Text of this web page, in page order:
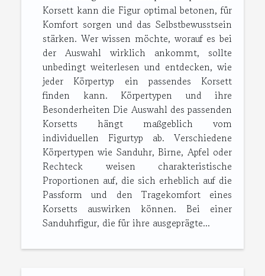
Korsett kann die Figur optimal betonen, für
Komfort sorgen und das Selbstbewusstsein
stärken. Wer wissen möchte, worauf es bei
der Auswahl wirklich ankommt, sollte
unbedingt weiterlesen und entdecken, wie
jeder Körpertyp ein passendes Korsett
finden kann. Körpertypen und ihre
Besonderheiten Die Auswahl des passenden
Korsetts hängt maßgeblich vom
individuellen Figurtyp ab. Verschiedene
Körpertypen wie Sanduhr, Birne, Apfel oder
Rechteck weisen charakteristische
Proportionen auf, die sich erheblich auf die
Passform und den Tragekomfort eines
Korsetts auswirken können. Bei einer
Sanduhrfigur, die für ihre ausgeprägte...